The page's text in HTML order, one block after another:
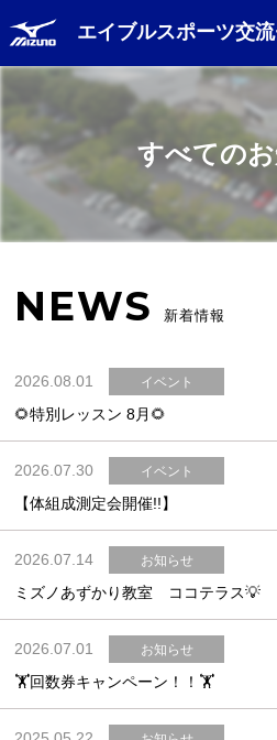
エイブルスポーツ交
日本語
English
Webアクセシビリティについて
すべての
NEWS 新着情報
2026.08.01 イベント
🌻特別レッスン 8月🌻
2026.07.30 イベント
【体組成測定会開催!!】
2026.07.14 お知らせ
ミズノあずかり教室 ココテラス💡
2026.07.01 お知らせ
🏋️回数券キャンペーン！！🏋️